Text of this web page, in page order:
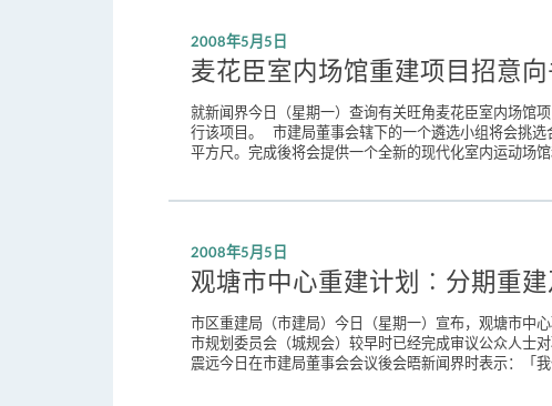
2008年5月5日
麦花臣室内场馆重建项目招意
就新闻界今日（星期一）查询有关旺角麦花臣室内场馆
行该项目。 市建局董事会辖下的一个遴选小组将会挑
平方尺。完成後将会提供一个全新的现代化室内运动场
2008年5月5日
观塘市中心重建计划︰分期重
市区重建局（市建局）今日（星期一）宣布，观塘市中
市规划委员会（城规会）较早时已经完成审议公众人士
震远今日在市建局董事会会议後会晤新闻界时表示：「